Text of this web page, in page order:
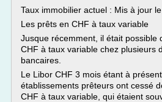
Taux immobilier actuel : Mis à jour
Les prêts en CHF à taux variable
Jusque récemment, il était possible
CHF à taux variable chez plusieurs
bancaires.
Le Libor CHF 3 mois étant à
établissements prêteurs ont cessé
CHF à taux variable, qui étaient